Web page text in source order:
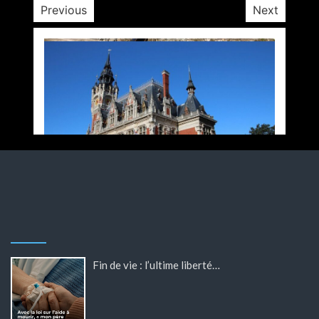
Previous Next
Fin de vie : l’ultime liberté…